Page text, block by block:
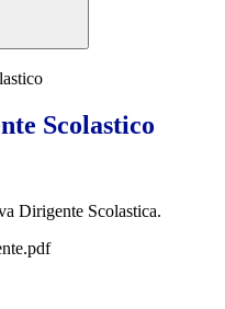
Scolastico
Dirigente Scolastica.